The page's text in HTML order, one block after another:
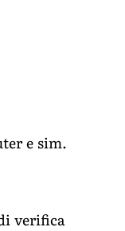
e sim.
verifica